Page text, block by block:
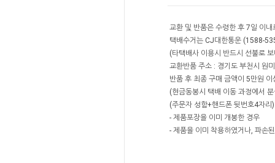
교환 및 반품은 수령한 후 7일 이
택배수거는 CJ대한통운 (1588-
(타택배사 이용시 반드시 선불로
교환반품 주소 : 경기도 부천시 원
반품 후 최종 구매 금액이 5만원
(현금동봉시 택배 이동 과정에서
(주문자 성함+핸드폰 뒷번호4자
- 제품포장을 이미 개봉한 경우
- 제품을 이미 착용하였거나, 파손